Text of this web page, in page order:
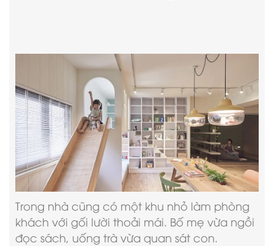
Trong nhà cũng có một khu nhỏ làm phòng
khách với gối lười thoải mái. Bố mẹ vừa ngồi
đọc sách, uống trà vừa quan sát con.